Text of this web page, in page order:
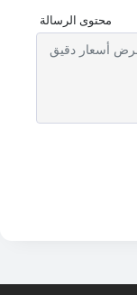
محتوى الرسالة